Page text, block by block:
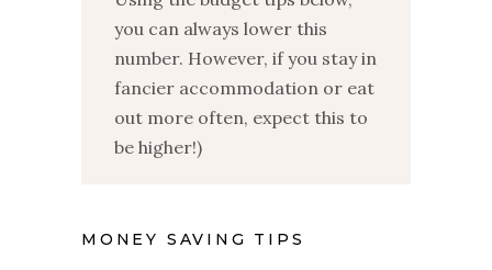
you can always lower this
number. However, if you stay in
fancier accommodation or eat
out more often, expect this to
be higher!)
MONEY SAVING TIPS